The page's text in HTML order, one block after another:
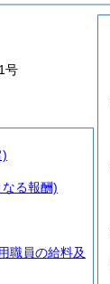
号
)
る報酬)
職員の給料及